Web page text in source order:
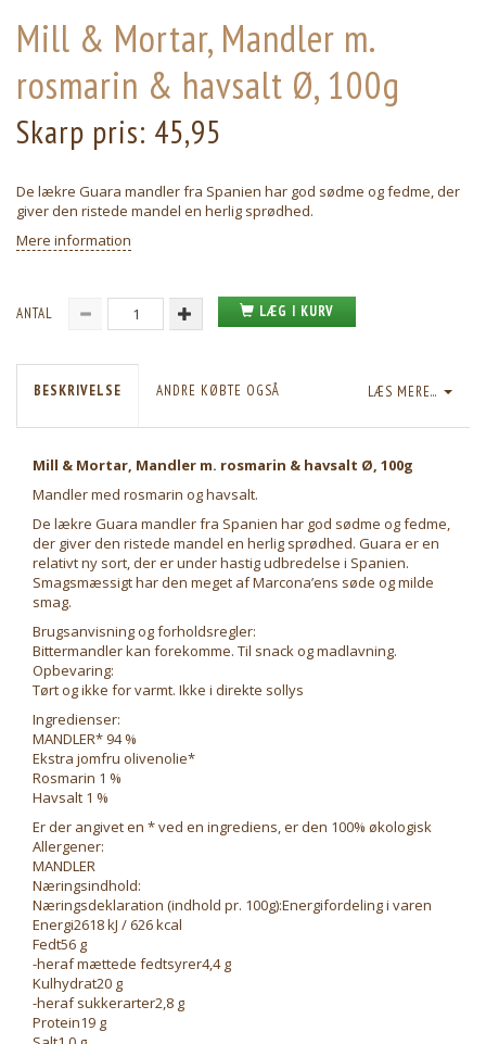
Mill & Mortar, Mandler m.
rosmarin & havsalt Ø, 100g
Skarp pris: 45,95
De lækre Guara mandler fra Spanien har god sødme og fedme, der
giver den ristede mandel en herlig sprødhed.
Mere information
ANTAL LÆG I KURV
LÆS MERE...
BESKRIVELSE ANDRE KØBTE OGSÅ
Mill & Mortar, Mandler m. rosmarin & havsalt Ø, 100g
Mandler med rosmarin og havsalt.
De lækre Guara mandler fra Spanien har god sødme og fedme,
der giver den ristede mandel en herlig sprødhed. Guara er en
relativt ny sort, der er under hastig udbredelse i Spanien.
Smagsmæssigt har den meget af Marcona’ens søde og milde
smag.
Brugsanvisning og forholdsregler:
Bittermandler kan forekomme. Til snack og madlavning.
Opbevaring:
Tørt og ikke for varmt. Ikke i direkte sollys
Ingredienser:
MANDLER* 94 %
Ekstra jomfru olivenolie*
Rosmarin 1 %
Havsalt 1 %
Er der angivet en * ved en ingrediens, er den 100% økologisk
Allergener:
MANDLER
Næringsindhold:
Næringsdeklaration (indhold pr. 100g):Energifordeling i varen
Energi2618 kJ / 626 kcal
Fedt56 g
-heraf mættede fedtsyrer4,4 g
Kulhydrat20 g
-heraf sukkerarter2,8 g
Protein19 g